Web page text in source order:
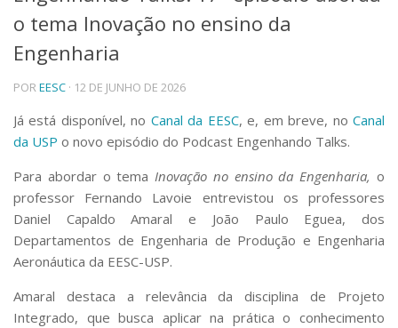
Telefones e Mapas
Pessoas
Ensino
Graduação
Educação a distância
Cursos de Extensão
Pesquisa e Inovação
Linhas de Pesquisa
Centros, Núcleos e Projetos em Rede
Pós-doutorado
Iniciação Científica
Transferência de Tecnologia
Empresas Juniores
Extensão à Comunidade
o tema Inovação no ensino da
Engenharia
POREESC · 12 DE JUNHO DE 2026
Já está disponível, no Canal da EESC, e, em breve, no Canal
da USP o novo episódio do Podcast Engenhando Talks.
Para abordar o tema Inovação no ensino da Engenharia,o
professor Fernando Lavoie entrevistou os professores
Daniel Capaldo Amaral e João Paulo Eguea, dos
Departamentos de Engenharia de Produção e Engenharia
Aeronáutica da EESC-USP.
Amaral destaca a relevância da disciplina de Projeto
Integrado, que busca aplicar na prática o conhecimento